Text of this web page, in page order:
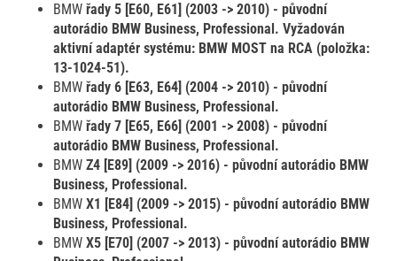
BMW řady 5 [E60, E61] (2003 -> 2010) - původní
autorádio BMW Business, Professional. Vyžadován
aktivní adaptér systému: BMW MOST na RCA (položka:
13-1024-51).
BMW řady 6 [E63, E64] (2004 -> 2010) - původní
autorádio BMW Business, Professional.
BMW řady 7 [E65, E66] (2001 -> 2008) - původní
autorádio BMW Business, Professional.
BMW Z4 [E89] (2009 -> 2016) - původní autorádio BMW
Business, Professional.
BMW X1 [E84] (2009 -> 2015) - původní autorádio BMW
Business, Professional.
BMW X5 [E70] (2007 -> 2013) - původní autorádio BMW